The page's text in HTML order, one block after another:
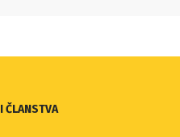
ČLANSTVA